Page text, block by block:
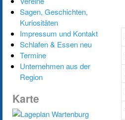
Sagen, Geschichten,
Kuriositäten
Impressum und Kontakt
Schlafen & Essen neu
Termine
Unternehmen aus der
Region
Karte